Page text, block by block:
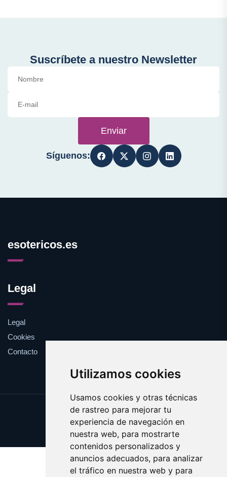
Utilizamos cookies
Usamos cookies y otras técnicas
de rastreo para mejorar tu
experiencia de navegación en
nuestra web, para mostrarte
contenidos personalizados y
anuncios adecuados, para analizar
el tráfico en nuestra web y para
Suscríbete a nuestro Newsletter
Enviar
Síguenos:
esotericos.es
Legal
Legal
Cookies
Contacto
Update cookies preferences
Copyright © 2025 esotericos.es